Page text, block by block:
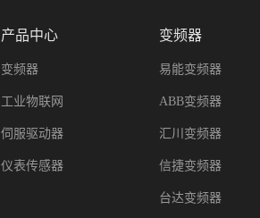
产品中心
变频器
工业物联网
伺服驱动器
仪表传感器
变频器
易能变频器
ABB变频器
汇川变频器
信捷变频器
台达变频器